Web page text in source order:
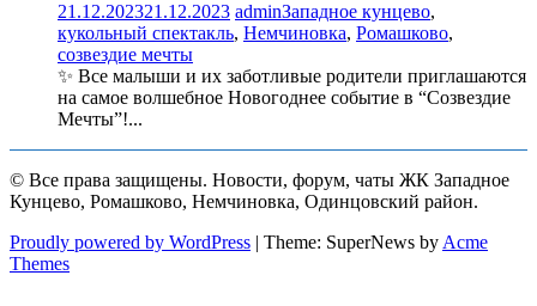
21.12.202321.12.2023 adminЗападное кунцево,
кукольный спектакль, Немчиновка, Ромашково,
созвездие мечты
✨ Все малыши и их заботливые родители приглашаются
на самое волшебное Новогоднее событие в “Созвездие
Мечты”!...
© Все права защищены. Новости, форум, чаты ЖК Западное
Кунцево, Ромашково, Немчиновка, Одинцовский район.
Proudly powered by WordPress | Theme: SuperNews by Acme
Themes